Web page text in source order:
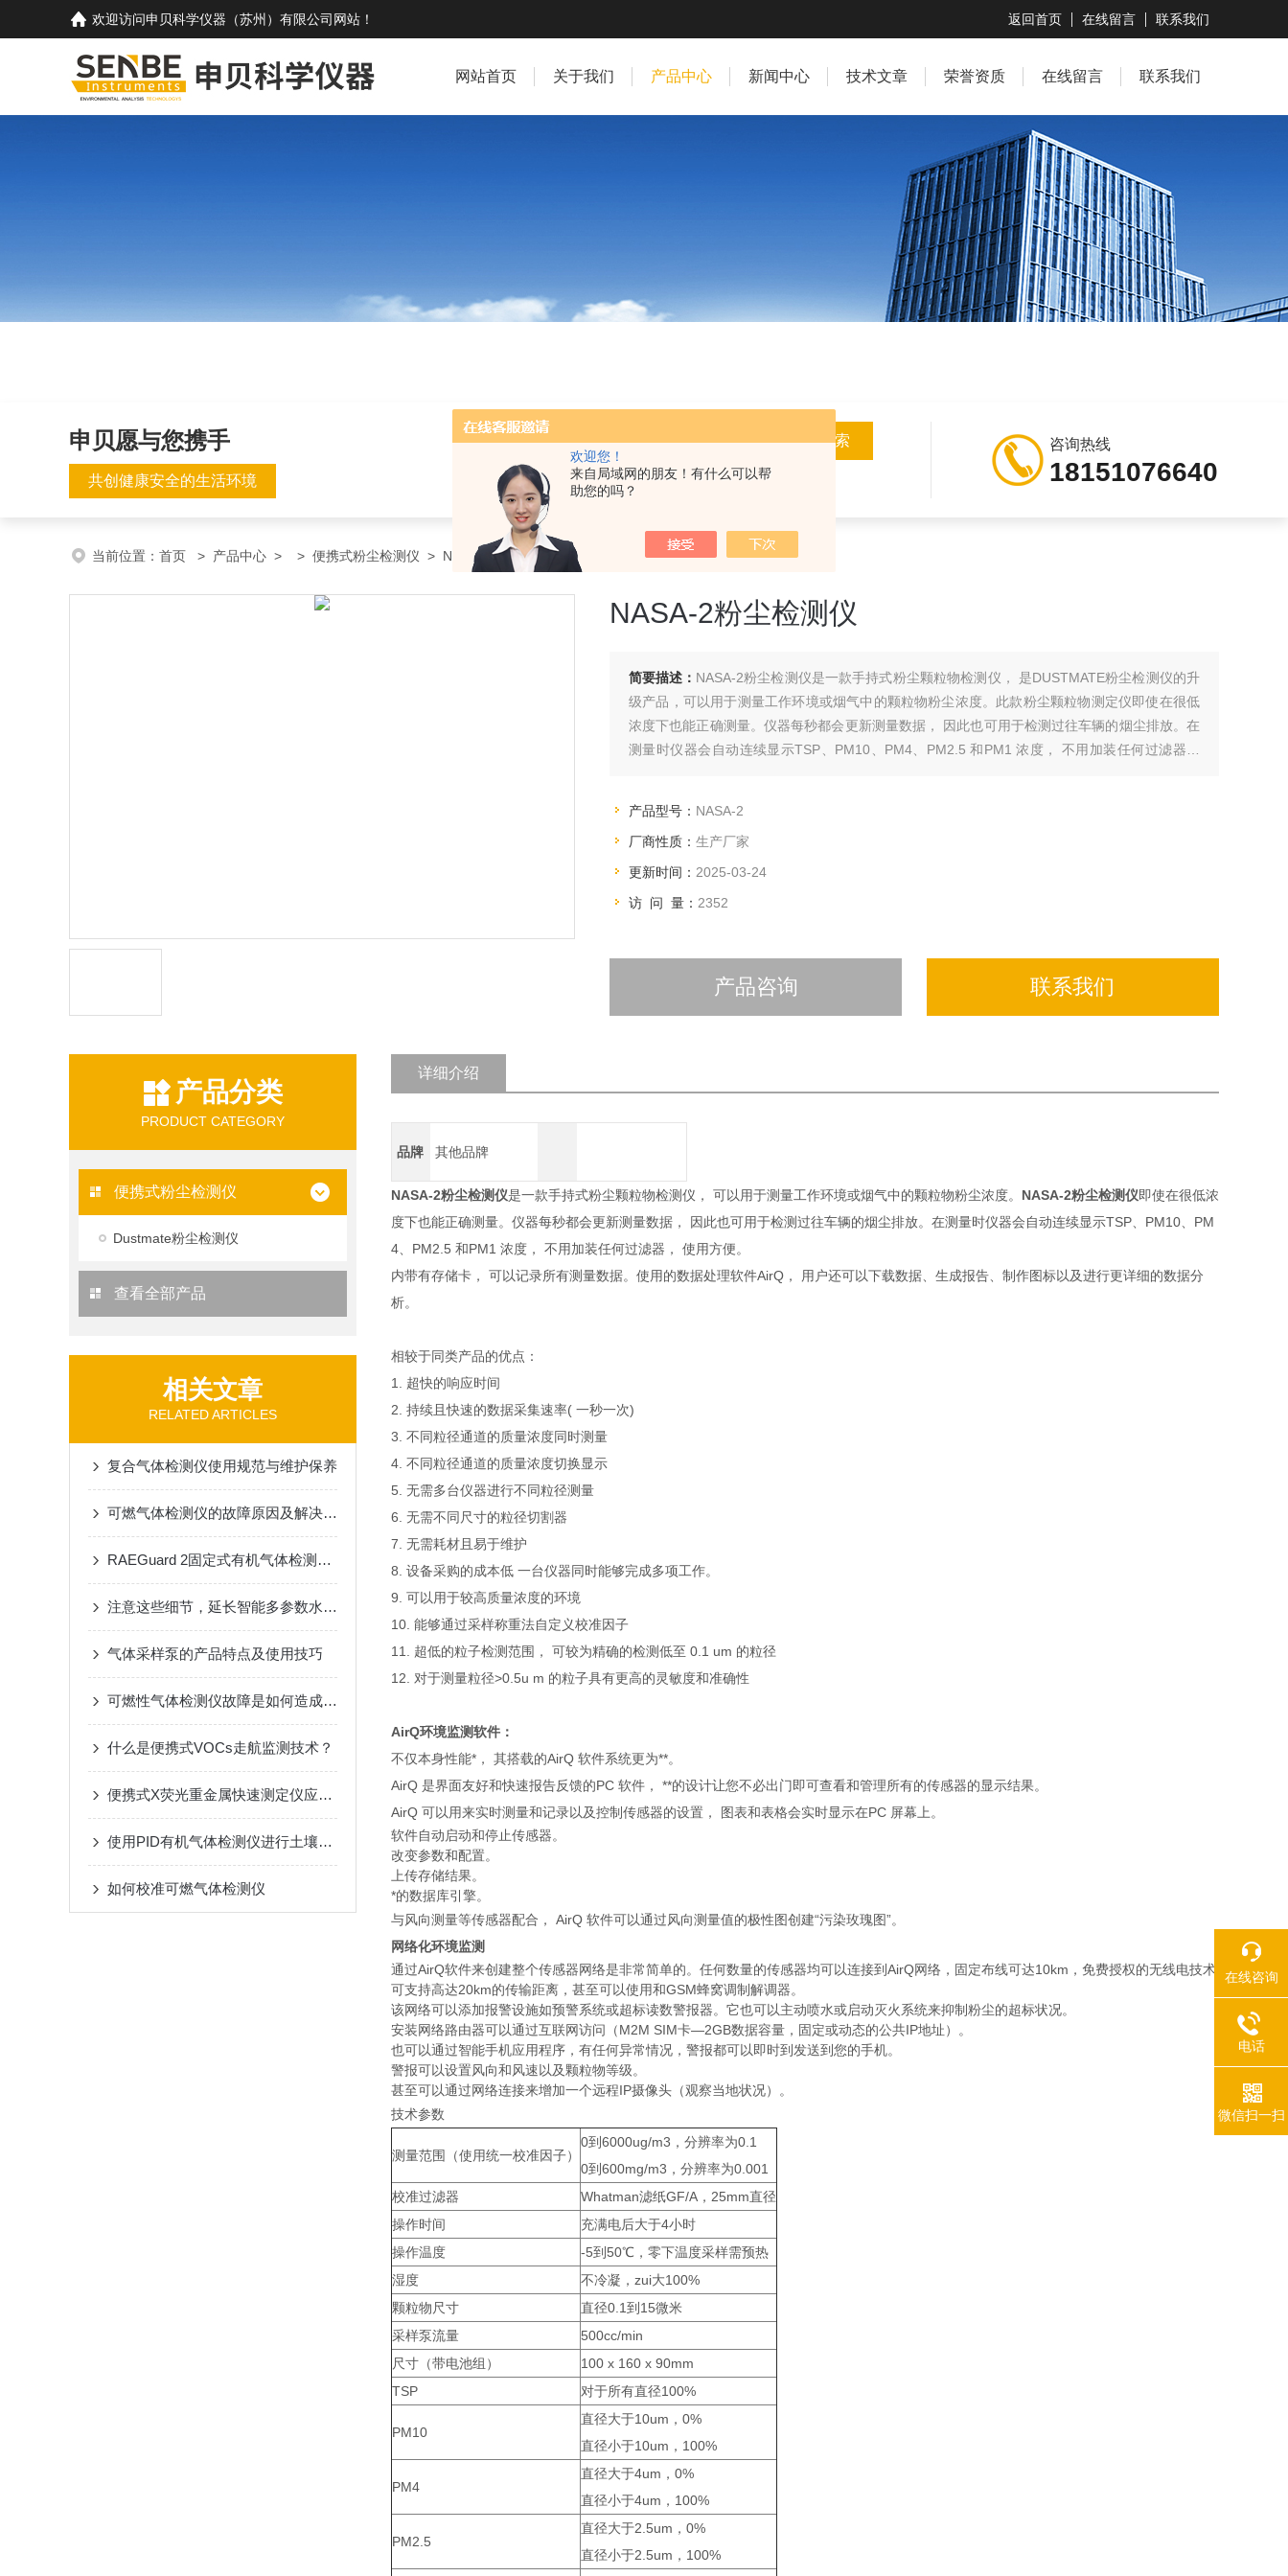
欢迎您！
来自局域网的朋友！有什么可以帮
助您的吗？
欢迎访问申贝科学仪器（苏州）有限公司 网站！ 返回首页 在线留言 联系我们
网站首页 关于我们 产品中心 新闻中心 技术文章 荣誉资质 在线留言 联系我们
申贝愿与您携手
共创健康安全的生活环境
咨询热线
18151076640
当前位置： 首页 > 产品中心 > > 便携式粉尘检测仪 > NASA-2NASA-2粉尘检测仪
NASA-2粉尘检测仪
简要描述： NASA-2粉尘检测仪是一款手持式粉尘颗粒物检测仪， 是DUSTMATE粉尘检测仪的升
级产品，可以用于测量工作环境或烟气中的颗粒物粉尘浓度。此款粉尘颗粒物测定仪即使在很低
浓度下也能正确测量。仪器每秒都会更新测量数据， 因此也可用于检测过往车辆的烟尘排放。在
测量时仪器会自动连续显示TSP、PM10、PM4、PM2.5 和PM1 浓度， 不用加装任何过滤器，
产品型号： NASA-2
厂商性质： 生产厂家
更新时间： 2025-03-24
访 问 量： 2352
产品咨询 联系我们
产品分类
PRODUCT CATEGORY
便携式粉尘检测仪
Dustmate粉尘检测仪
查看全部产品
相关文章
RELATED ARTICLES
复合气体检测仪使用规范与维护保养
可燃气体检测仪的故障原因及解决方法
RAEGuard 2固定式有机气体检测仪介绍
注意这些细节，延长智能多参数水质分析仪使用寿命
气体采样泵的产品特点及使用技巧
可燃性气体检测仪故障是如何造成的？
什么是便携式VOCs走航监测技术？
便携式X荧光重金属快速测定仪应用领域
使用PID有机气体检测仪进行土壤气体分析
如何校准可燃气体检测仪
详细介绍
品牌 其他品牌
NASA-2粉尘检测仪是一款手持式粉尘颗粒物检测仪， 可以用于测量工作环境或烟气中的颗粒物粉尘浓度。 NASA-2粉尘检测仪即使在很低浓
度下也能正确测量。仪器每秒都会更新测量数据， 因此也可用于检测过往车辆的烟尘排放。在测量时仪器会自动连续显示TSP、PM10、PM
4、PM2.5 和PM1 浓度， 不用加装任何过滤器， 使用方便。
内带有存储卡， 可以记录所有测量数据。使用的数据处理软件AirQ， 用户还可以下载数据、生成报告、制作图标以及进行更详细的数据分
析。
相较于同类产品的优点：
1. 超快的响应时间
2. 持续且快速的数据采集速率( 一秒一次)
3. 不同粒径通道的质量浓度同时测量
4. 不同粒径通道的质量浓度切换显示
5. 无需多台仪器进行不同粒径测量
6. 无需不同尺寸的粒径切割器
7. 无需耗材且易于维护
8. 设备采购的成本低 一台仪器同时能够完成多项工作。
9. 可以用于较高质量浓度的环境
10. 能够通过采样称重法自定义校准因子
11. 超低的粒子检测范围， 可较为精确的检测低至 0.1 um 的粒径
12. 对于测量粒径>0.5u m 的粒子具有更高的灵敏度和准确性
AirQ环境监测软件：
不仅本身性能*， 其搭载的AirQ 软件系统更为**。
AirQ 是界面友好和快速报告反馈的PC 软件， **的设计让您不必出门即可查看和管理所有的传感器的显示结果。
AirQ 可以用来实时测量和记录以及控制传感器的设置， 图表和表格会实时显示在PC 屏幕上。
软件自动启动和停止传感器。
改变参数和配置。
上传存储结果。
*的数据库引擎。
与风向测量等传感器配合， AirQ 软件可以通过风向测量值的极性图创建“污染玫瑰图”。
网络化环境监测
通过AirQ软件来创建整个传感器网络是非常简单的。任何数量的传感器均可以连接到AirQ网络，固定布线可达10km，免费授权的无线电技术
可支持高达20km的传输距离，甚至可以使用和GSM蜂窝调制解调器。
该网络可以添加报警设施如预警系统或超标读数警报器。它也可以主动喷水或启动灭火系统来抑制粉尘的超标状况。
安装网络路由器可以通过互联网访问（M2M SIM卡—2GB数据容量，固定或动态的公共IP地址）。
也可以通过智能手机应用程序，有任何异常情况，警报都可以即时到发送到您的手机。
警报可以设置风向和风速以及颗粒物等级。
甚至可以通过网络连接来增加一个远程IP摄像头（观察当地状况）。
技术参数
测量范围（使用统一校准因子）
0到6000ug/m3，分辨率为0.1
0到600mg/m3，分辨率为0.001
校准过滤器
Whatman滤纸GF/A，25mm直径
操作时间
充满电后大于4小时
操作温度
-5到50℃，零下温度采样需预热
湿度
不冷凝，zui大100%
颗粒物尺寸
直径0.1到15微米
采样泵流量
500cc/min
尺寸（带电池组）
100 x 160 x 90mm
TSP
对于所有直径100%
PM10
直径大于10um，0%
直径小于10um，100%
PM4
直径大于4um，0%
直径小于4um，100%
PM2.5
直径大于2.5um，0%
直径小于2.5um，100%
在线咨询
电话
微信扫一扫